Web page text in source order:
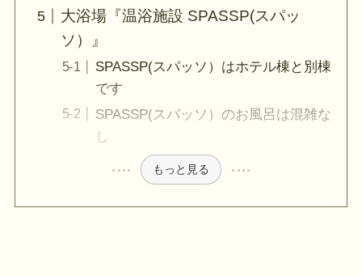
大浴場『温浴施設 SPASSP(スパッ
ソ）』
SPASSP(スパッソ）はホテル棟と別棟
です
SPASSP(スパッソ）のお風呂は混雑な
し
もっと見る